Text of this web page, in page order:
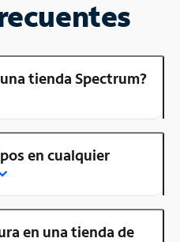
tienda Spectrum?
en cualquier
en una tienda de